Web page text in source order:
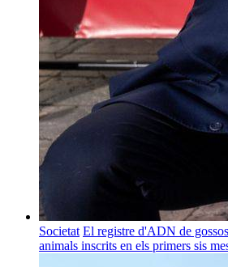
Societat El registre d'ADN de
animals inscrits en els primers sis